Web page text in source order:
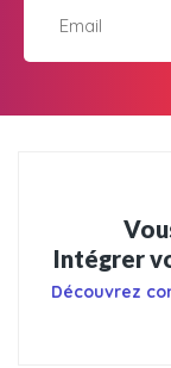
Intégrer
Découvrez